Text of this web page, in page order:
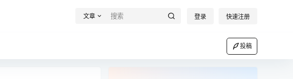
文章 登录 快速注册
投稿